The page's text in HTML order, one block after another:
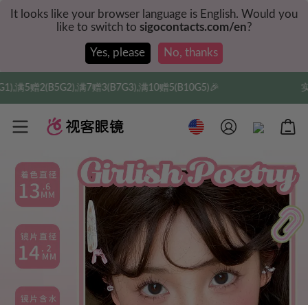
It looks like your browser language is English. Would you
like to switch to sigocontacts.com/en?
Yes, please No, thanks
7赠3(B7G3),满10赠5(B10G5)🎉 实付满$35全球包